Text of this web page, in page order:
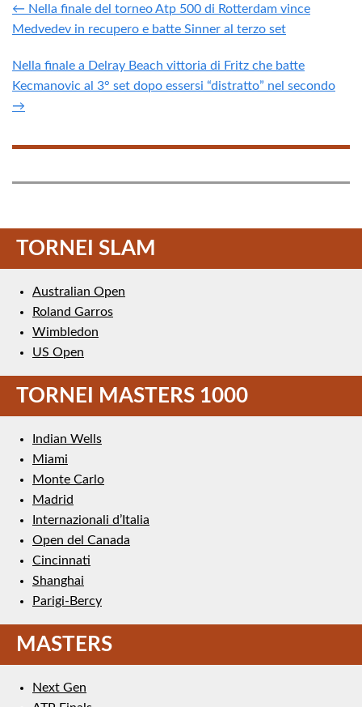
← Nella finale del torneo Atp 500 di Rotterdam vince
Medvedev in recupero e batte Sinner al terzo set
Nella finale a Delray Beach vittoria di Fritz che batte
Kecmanovic al 3° set dopo essersi “distratto” nel secondo
→
TORNEI SLAM
Australian Open
Roland Garros
Wimbledon
US Open
TORNEI MASTERS 1000
Indian Wells
Miami
Monte Carlo
Madrid
Internazionali d’Italia
Open del Canada
Cincinnati
Shanghai
Parigi-Bercy
MASTERS
Next Gen